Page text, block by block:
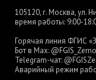
105120, г. Москва, ул.
время работы: 9:00-
Горячая линия ФГИС
Бот в Max:
Telegram-чат:
Аварийный режим